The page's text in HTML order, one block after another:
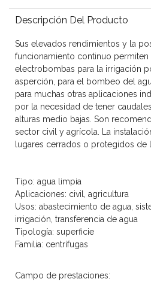
Descripción Del Producto
Sus elevados rendimientos y la
funcionamiento continuo permiten
electrobombas para la irrigación
asperción, para el bombeo del
para muchas otras aplicaciones
por la necesidad de tener
alturas medio bajas. Son
sector civil y agrícola. La
lugares cerrados o protegidos de
Tipo: agua limpia
Aplicaciones: civil, agricultura
Usos: abastecimiento de agua,
irrigación, transferencia de agua
Tipología: superficie
Familia: centrífugas
Campo de prestaciones: